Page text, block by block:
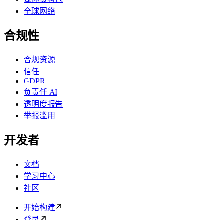
全球网络
合规性
合规资源
信任
GDPR
负责任 AI
透明度报告
举报滥用
开发者
文档
学习中心
社区
开始构建